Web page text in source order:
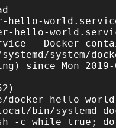
hello-
hello-
- Docker
system/
since Mon
docker-hello-
bin/systemd-
-c while true;